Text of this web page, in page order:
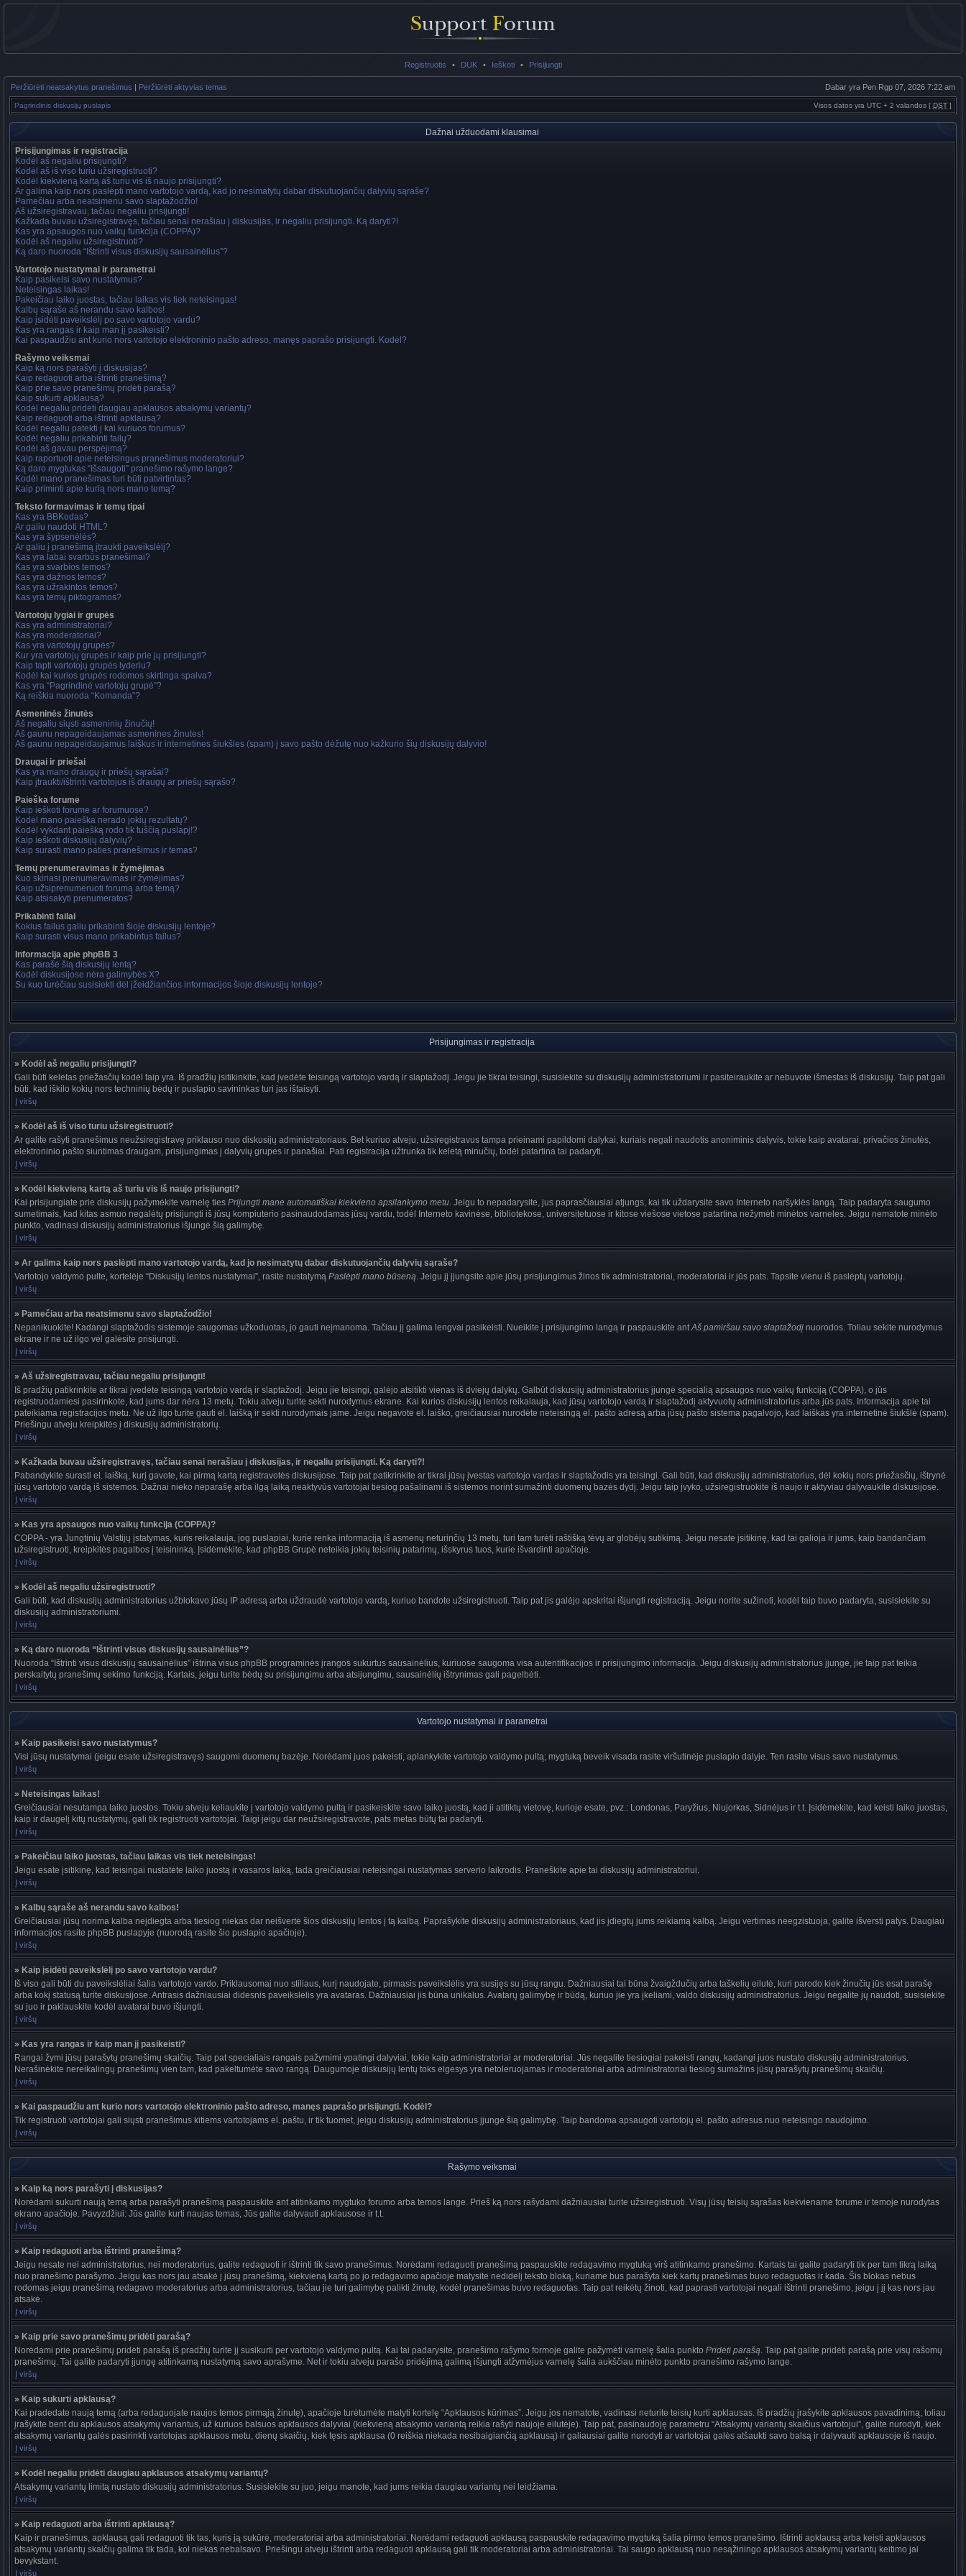
Registruotis • DUK • Ieškoti • Prisijungti
Peržiūrėti neatsakytus pranešimus | Peržiūrėti aktyvias temas Dabar yra Pen Rgp 07, 2026 7:22 am
Pagrindinis diskusijų puslapis Visos datos yra UTC + 2 valandos [ DST ]
Dažnai užduodami klausimai
Prisijungimas ir registracija
Kodėl aš negaliu prisijungti?
Kodėl aš iš viso turiu užsiregistruoti?
Kodėl kiekvieną kartą aš turiu vis iš naujo prisijungti?
Ar galima kaip nors paslėpti mano vartotojo vardą, kad jo nesimatytų dabar diskutuojančių dalyvių sąraše?
Pamečiau arba neatsimenu savo slaptažodžio!
Aš užsiregistravau, tačiau negaliu prisijungti!
Kažkada buvau užsiregistravęs, tačiau senai nerašiau į diskusijas, ir negaliu prisijungti. Ką daryti?!
Kas yra apsaugos nuo vaikų funkcija (COPPA)?
Kodėl aš negaliu užsiregistruoti?
Ką daro nuoroda “Ištrinti visus diskusijų sausainėlius”?
Vartotojo nustatymai ir parametrai
Kaip pasikeisi savo nustatymus?
Neteisingas laikas!
Pakeičiau laiko juostas, tačiau laikas vis tiek neteisingas!
Kalbų sąraše aš nerandu savo kalbos!
Kaip įsidėti paveikslėlį po savo vartotojo vardu?
Kas yra rangas ir kaip man jį pasikeisti?
Kai paspaudžiu ant kurio nors vartotojo elektroninio pašto adreso, manęs paprašo prisijungti. Kodėl?
Rašymo veiksmai
Kaip ką nors parašyti į diskusijas?
Kaip redaguoti arba ištrinti pranešimą?
Kaip prie savo pranešimų pridėti parašą?
Kaip sukurti apklausą?
Kodėl negaliu pridėti daugiau apklausos atsakymų variantų?
Kaip redaguoti arba ištrinti apklausą?
Kodėl negaliu patekti į kai kuriuos forumus?
Kodėl negaliu prikabinti failų?
Kodėl aš gavau perspėjimą?
Kaip raportuoti apie neteisingus pranešimus moderatoriui?
Ką daro mygtukas “Išsaugoti” pranešimo rašymo lange?
Kodėl mano pranešimas turi būti patvirtintas?
Kaip priminti apie kurią nors mano temą?
Teksto formavimas ir temų tipai
Kas yra BBKodas?
Ar galiu naudoti HTML?
Kas yra šypsenėlės?
Ar galiu į pranešimą įtraukti paveikslėlį?
Kas yra labai svarbūs pranešimai?
Kas yra svarbios temos?
Kas yra dažnos temos?
Kas yra užrakintos temos?
Kas yra temų piktogramos?
Vartotojų lygiai ir grupės
Kas yra administratoriai?
Kas yra moderatoriai?
Kas yra vartotojų grupės?
Kur yra vartotojų grupės ir kaip prie jų prisijungti?
Kaip tapti vartotojų grupės lyderiu?
Kodėl kai kurios grupės rodomos skirtinga spalva?
Kas yra “Pagrindinė vartotojų grupė”?
Ką reiškia nuoroda “Komanda”?
Asmeninės žinutės
Aš negaliu siųsti asmeninių žinučių!
Aš gaunu nepageidaujamas asmenines žinutes!
Aš gaunu nepageidaujamus laiškus ir internetines šiukšles (spam) į savo pašto dėžutę nuo kažkurio šių diskusijų dalyvio!
Draugai ir priešai
Kas yra mano draugų ir priešų sąrašai?
Kaip įtraukti/ištrinti vartotojus iš draugų ar priešų sąrašo?
Paieška forume
Kaip ieškoti forume ar forumuose?
Kodėl mano paieška nerado jokių rezultatų?
Kodėl vykdant paiešką rodo tik tuščią puslapį!?
Kaip ieškoti diskusijų dalyvių?
Kaip surasti mano paties pranešimus ir temas?
Temų prenumeravimas ir žymėjimas
Kuo skiriasi prenumeravimas ir žymėjimas?
Kaip užsiprenumeruoti forumą arba temą?
Kaip atsisakyti prenumeratos?
Prikabinti failai
Kokius failus galiu prikabinti šioje diskusijų lentoje?
Kaip surasti visus mano prikabintus failus?
Informacija apie phpBB 3
Kas parašė šią diskusijų lentą?
Kodėl diskusijose nėra galimybės X?
Su kuo turėčiau susisiekti dėl įžeidžiančios informacijos šioje diskusijų lentoje?
Prisijungimas ir registracija
» Kodėl aš negaliu prisijungti?
Gali būti keletas priežasčių kodėl taip yra. Iš pradžių įsitikinkite, kad įvedėte teisingą vartotojo vardą ir slaptažodį. Jeigu jie tikrai teisingi, susisiekite su diskusijų administratoriumi ir pasiteiraukite ar nebuvote išmestas iš diskusijų. Taip pat gali
būti, kad iškilo kokių nors techninių bėdų ir puslapio savininkas turi jas ištaisyti.
Į viršų
» Kodėl aš iš viso turiu užsiregistruoti?
Ar galite rašyti pranešimus neužsiregistravę priklauso nuo diskusijų administratoriaus. Bet kuriuo atveju, užsiregistravus tampa prieinami papildomi dalykai, kuriais negali naudotis anoniminis dalyvis, tokie kaip avatarai, privačios žinutės,
elektroninio pašto siuntimas draugam, prisijungimas į dalyvių grupes ir panašiai. Pati registracija užtrunka tik keletą minučių, todėl patartina tai padaryti.
Į viršų
» Kodėl kiekvieną kartą aš turiu vis iš naujo prisijungti?
Kai prisijungiate prie diskusijų pažymėkite varnelę ties Prijungti mane automatiškai kiekvieno apsilankymo metu. Jeigu to nepadarysite, jus paprasčiausiai atjungs, kai tik uždarysite savo Interneto naršyklės langą. Taip padaryta saugumo
sumetimais, kad kitas asmuo negalėtų prisijungti iš jūsų kompiuterio pasinaudodamas jūsų vardu, todėl Interneto kavinėse, bibliotekose, universitetuose ir kitose viešose vietose patartina nežymėti minėtos varneles. Jeigu nematote minėto
punkto, vadinasi diskusijų administratorius išjungė šią galimybę.
Į viršų
» Ar galima kaip nors paslėpti mano vartotojo vardą, kad jo nesimatytų dabar diskutuojančių dalyvių sąraše?
Vartotojo valdymo pulte, kortelėje “Diskusijų lentos nustatymai”, rasite nustatymą Paslėpti mano būseną. Jeigu jį įjungsite apie jūsų prisijungimus žinos tik administratoriai, moderatoriai ir jūs pats. Tapsite vienu iš paslėptų vartotojų.
Į viršų
» Pamečiau arba neatsimenu savo slaptažodžio!
Nepanikuokite! Kadangi slaptažodis sistemoje saugomas užkoduotas, jo gauti neįmanoma. Tačiau jį galima lengvai pasikeisti. Nueikite į prisijungimo langą ir paspauskite antAš pamiršau savo slaptažodį nuorodos. Toliau sekite nurodymus
ekrane ir ne už ilgo vėl galėsite prisijungti.
Į viršų
» Aš užsiregistravau, tačiau negaliu prisijungti!
Iš pradžių patikrinkite ar tikrai įvedėte teisingą vartotojo vardą ir slaptažodį. Jeigu jie teisingi, galėjo atsitikti vienas iš dviejų dalykų. Galbūt diskusijų administratorius įjungė specialią apsaugos nuo vaikų funkciją (COPPA), o jūs
registruodamiesi pasirinkote, kad jums dar nėra 13 metų. Tokiu atveju turite sekti nurodymus ekrane. Kai kurios diskusijų lentos reikalauja, kad jūsų vartotojo vardą ir slaptažodį aktyvuotų administratorius arba jūs pats. Informacija apie tai
pateikiama registracijos metu. Ne už ilgo turite gauti el. laišką ir sekti nurodymais jame. Jeigu negavote el. laiško, greičiausiai nurodėte neteisingą el. pašto adresą arba jūsų pašto sistema pagalvojo, kad laiškas yra internetinė šiukšlė (spam).
Priešingu atveju kreipkitės į diskusijų administratorių.
Į viršų
» Kažkada buvau užsiregistravęs, tačiau senai nerašiau į diskusijas, ir negaliu prisijungti. Ką daryti?!
Pabandykite surasti el. laišką, kurį gavote, kai pirmą kartą registravotės diskusijose. Taip pat patikrinkite ar tikrai jūsų įvestas vartotojo vardas ir slaptažodis yra teisingi. Gali būti, kad diskusijų administratorius, dėl kokių nors priežasčių, ištrynė
jūsų vartotojo vardą iš sistemos. Dažnai nieko neparašę arba ilgą laiką neaktyvūs vartotojai tiesiog pašalinami iš sistemos norint sumažinti duomenų bazės dydį. Jeigu taip įvyko, užsiregistruokite iš naujo ir aktyviau dalyvaukite diskusijose.
Į viršų
» Kas yra apsaugos nuo vaikų funkcija (COPPA)?
COPPA - yra Jungtinių Valstijų įstatymas, kuris reikalauja, jog puslapiai, kurie renka informaciją iš asmenų neturinčių 13 metų, turi tam turėti raštišką tėvų ar globėjų sutikimą. Jeigu nesate įsitikinę, kad tai galioja ir jums, kaip bandančiam
užsiregistruoti, kreipkitės pagalbos į teisininką. Įsidėmėkite, kad phpBB Grupė neteikia jokių teisinių patarimų, išskyrus tuos, kurie išvardinti apačioje.
Į viršų
» Kodėl aš negaliu užsiregistruoti?
Gali būti, kad diskusijų administratorius užblokavo jūsų IP adresą arba uždraudė vartotojo vardą, kuriuo bandote užsiregistruoti. Taip pat jis galėjo apskritai išjungti registraciją. Jeigu norite sužinoti, kodėl taip buvo padaryta, susisiekite su
diskusijų administratoriumi.
Į viršų
» Ką daro nuoroda “Ištrinti visus diskusijų sausainėlius”?
Nuoroda “Ištrinti visus diskusijų sausainėlius” ištrina visus phpBB programinės įrangos sukurtus sausainėlius, kuriuose saugoma visa autentifikacijos ir prisijungimo informacija. Jeigu diskusijų administratorius įjungė, jie taip pat teikia
perskaitytų pranešimų sekimo funkciją. Kartais, jeigu turite bėdų su prisijungimu arba atsijungimu, sausainėlių ištrynimas gali pagelbėti.
Į viršų
Vartotojo nustatymai ir parametrai
» Kaip pasikeisi savo nustatymus?
Visi jūsų nustatymai (jeigu esate užsiregistravęs) saugomi duomenų bazėje. Norėdami juos pakeisti, aplankykite vartotojo valdymo pultą; mygtuką beveik visada rasite viršutinėje puslapio dalyje. Ten rasite visus savo nustatymus.
Į viršų
» Neteisingas laikas!
Greičiausiai nesutampa laiko juostos. Tokiu atveju keliaukite į vartotojo valdymo pultą ir pasikeiskite savo laiko juostą, kad ji atitiktų vietovę, kurioje esate, pvz.: Londonas, Paryžius, Niujorkas, Sidnėjus ir t.t. Įsidėmėkite, kad keisti laiko juostas,
kaip ir daugelį kitų nustatymų, gali tik registruoti vartotojai. Taigi jeigu dar neužsiregistravote, pats metas būtų tai padaryti.
Į viršų
» Pakeičiau laiko juostas, tačiau laikas vis tiek neteisingas!
Jeigu esate įsitikinę, kad teisingai nustatėte laiko juostą ir vasaros laiką, tada greičiausiai neteisingai nustatymas serverio laikrodis. Praneškite apie tai diskusijų administratoriui.
Į viršų
» Kalbų sąraše aš nerandu savo kalbos!
Greičiausiai jūsų norima kalba neįdiegta arba tiesiog niekas dar neišvertė šios diskusijų lentos į tą kalbą. Paprašykite diskusijų administratoriaus, kad jis įdiegtų jums reikiamą kalbą. Jeigu vertimas neegzistuoja, galite išversti patys. Daugiau
informacijos rasite phpBB puslapyje (nuorodą rasite šio puslapio apačioje).
Į viršų
» Kaip įsidėti paveikslėlį po savo vartotojo vardu?
Iš viso gali būti du paveikslėliai šalia vartotojo vardo. Priklausomai nuo stiliaus, kurį naudojate, pirmasis paveikslėlis yra susijęs su jūsų rangu. Dažniausiai tai būna žvaigždučių arba taškelių eilutė, kuri parodo kiek žinučių jūs esat parašę
arba kokį statusą turite diskusijose. Antrasis dažniausiai didesnis paveikslėlis yra avataras. Dažniausiai jis būna unikalus. Avatarų galimybę ir būdą, kuriuo jie yra įkeliami, valdo diskusijų administratorius. Jeigu negalite jų naudoti, susisiekite
su juo ir paklauskite kodėl avatarai buvo išjungti.
Į viršų
» Kas yra rangas ir kaip man jį pasikeisti?
Rangai žymi jūsų parašytų pranešimų skaičių. Taip pat specialiais rangais pažymimi ypatingi dalyviai, tokie kaip administratoriai ar moderatoriai. Jūs negalite tiesiogiai pakeisti rangų, kadangi juos nustato diskusijų administratorius.
Nerašinėkite nereikalingų pranešimų vien tam, kad pakeltumėte savo rangą. Daugumoje diskusijų lentų toks elgesys yra netoleruojamas ir moderatoriai arba administratoriai tiesiog sumažins jūsų parašytų pranešimų skaičių.
Į viršų
» Kai paspaudžiu ant kurio nors vartotojo elektroninio pašto adreso, manęs paprašo prisijungti. Kodėl?
Tik registruoti vartotojai gali siųsti pranešimus kitiems vartotojams el. paštu, ir tik tuomet, jeigu diskusijų administratorius įjungė šią galimybę. Taip bandoma apsaugoti vartotojų el. pašto adresus nuo neteisingo naudojimo.
Į viršų
Rašymo veiksmai
» Kaip ką nors parašyti į diskusijas?
Norėdami sukurti naują temą arba parašyti pranešimą paspauskite ant atitinkamo mygtuko forumo arba temos lange. Prieš ką nors rašydami dažniausiai turite užsiregistruoti. Visų jūsų teisių sąrašas kiekviename forume ir temoje nurodytas
ekrano apačioje. Pavyzdžiui: Jūs galite kurti naujas temas, Jūs galite dalyvauti apklausose ir t.t.
Į viršų
» Kaip redaguoti arba ištrinti pranešimą?
Jeigu nesate nei administratorius, nei moderatorius, galite redaguoti ir ištrinti tik savo pranešimus. Norėdami redaguoti pranešimą paspauskite redagavimo mygtuką virš atitinkamo pranešimo. Kartais tai galite padaryti tik per tam tikrą laiką
nuo pranešimo parašymo. Jeigu kas nors jau atsakė į jūsų pranešimą, kiekvieną kartą po jo redagavimo apačioje matysite nedidelį teksto bloką, kuriame bus parašyta kiek kartų pranešimas buvo redaguotas ir kada. Šis blokas nebus
rodomas jeigu pranešimą redagavo moderatorius arba administratorius, tačiau jie turi galimybę palikti žinutę, kodėl pranešimas buvo redaguotas. Taip pat reikėtų žinoti, kad paprasti vartotojai negali ištrinti pranešimo, jeigu į jį kas nors jau
atsakė.
Į viršų
» Kaip prie savo pranešimų pridėti parašą?
Norėdami prie pranešimų pridėti parašą iš pradžių turite jį susikurti per vartotojo valdymo pultą. Kai tai padarysite, pranešimo rašymo formoje galite pažymėti varnelę šalia punkto Pridėti parašą. Taip pat galite pridėti parašą prie visų rašomų
pranešimų. Tai galite padaryti įjungę atitinkamą nustatymą savo aprašyme. Net ir tokiu atveju parašo pridėjimą galimą išjungti atžymėjus varnelę šalia aukščiau minėto punkto pranešimo rašymo lange.
Į viršų
» Kaip sukurti apklausą?
Kai pradedate naują temą (arba redaguojate naujos temos pirmąją žinutę), apačioje turėtumėte matyti kortelę “Apklausos kūrimas”. Jeigu jos nematote, vadinasi neturite teisių kurti apklausas. Iš pradžių įrašykite apklausos pavadinimą, toliau
įrašykite bent du apklausos atsakymų variantus, už kuriuos balsuos apklausos dalyviai (kiekvieną atsakymo variantą reikia rašyti naujoje eilutėje). Taip pat, pasinaudoję parametru “Atsakymų variantų skaičius vartotojui”, galite nurodyti, kiek
atsakymų variantų galės pasirinkti vartotojas apklausos metu, dienų skaičių, kiek tęsis apklausa (0 reiškia niekada nesibaigiančią apklausą) ir galiausiai galite nurodyti ar vartotojai galės atšaukti savo balsą ir dalyvauti apklausoje iš naujo.
Į viršų
» Kodėl negaliu pridėti daugiau apklausos atsakymų variantų?
Atsakymų variantų limitą nustato diskusijų administratorius. Susisiekite su juo, jeigu manote, kad jums reikia daugiau variantų nei leidžiama.
Į viršų
» Kaip redaguoti arba ištrinti apklausą?
Kaip ir pranešimus, apklausą gali redaguoti tik tas, kuris ją sukūrė, moderatoriai arba administratoriai. Norėdami redaguoti apklausą paspauskite redagavimo mygtuką šalia pirmo temos pranešimo. Ištrinti apklausą arba keisti apklausos
atsakymų variantų skaičių galima tik tada, kol niekas nebalsavo. Priešingu atveju ištrinti arba redaguoti apklausą gali tik moderatoriai arba administratoriai. Tai saugo apklausą nuo nesąžiningo apklausos atsakymų variantų keitimo jai
bevykstant.
Į viršų